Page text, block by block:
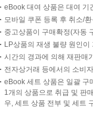
eBook 대여 상품은 대여 기
모바일 쿠폰 등록 후 취소/
중고상품이 구매확정(자동
LP상품의 재생 불량 원인
시간의 경과에 의해 재판매
전자상거래 등에서의 소비
eBook 세트 상품은 일괄 구
1개의 상품으로 취급 및 판
우, 세트 상품 전부 및 세트